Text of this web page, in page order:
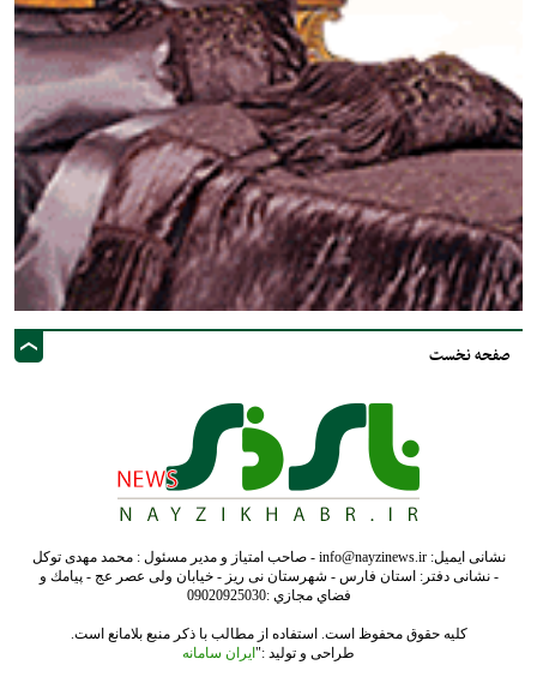
صفحه نخست
نشانی ایمیل: info@nayzinews.ir - صاحب امتیاز و مدیر مسئول : محمد مهدی توکل
- نشانی دفتر: استان فارس - شهرستان نی ریز - خیابان ولی عصر عج - پيامك و
فضاي مجازي :09020925030
کلیه حقوق محفوظ است. استفاده از مطالب با ذکر منبع بلامانع است.
طراحی و تولید :" ایران سامانه